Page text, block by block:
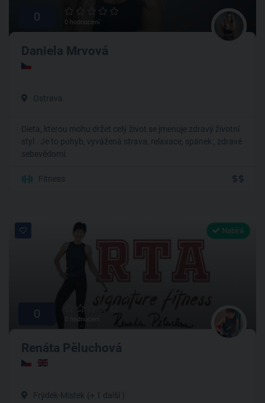
0 0 hodnocení
Daniela Mrvová
Ostrava
Dieta, kterou mohu držet celý život se jmenuje zdravý životní
styl . Je to pohyb, vyvážená strava, relaxace, spánek , zdravé
sebevědomí.
Fitness
Nabírá
0 0 hodnocení
Renáta Pěluchová
Frýdek-Místek (+ 1 další )